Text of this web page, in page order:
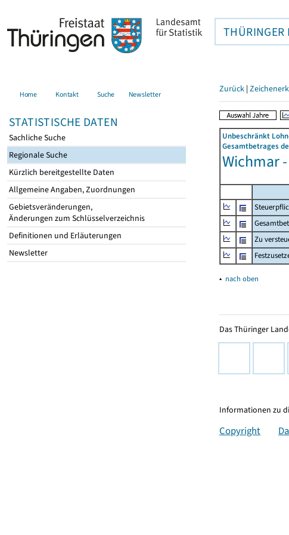
THÜRINGER
Home Kontakt Suche Newsletter
STATISTISCHE DATEN
Sachliche Suche
Regionale Suche
Kürzlich bereitgestellte Daten
Allgemeine Angaben, Zuordnungen
Gebietsveränderungen,
Änderungen zum Schlüsselverzeichnis
Definitionen und Erläuterungen
Newsletter
Zurück |
Unbeschränkt
Gesamtbetrages
Wichmar
Zu
▴ nach oben
Das Thüringer
Informationen zu
Copyright